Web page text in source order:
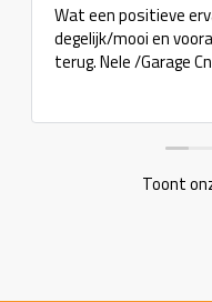
Wat een positieve
degelijk/mooi en
terug. Nele /Garage
Toont